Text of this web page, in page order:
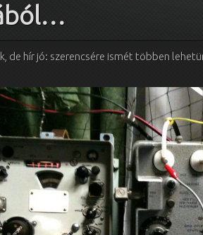
de hír jó: szerencsére ismét többen